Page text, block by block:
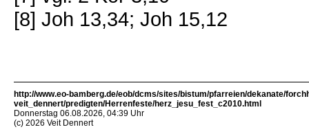
[8] Joh 13,34; Joh 15,12
http://www.eo-bamberg.de/eob/dcms/sites/bistum/pfarreien/dekanate/
veit_dennert/predigten/Herrenfeste/herz_jesu_fest_c2010.html
Donnerstag 06.08.2026, 04:39 Uhr
(c) 2026 Veit Dennert